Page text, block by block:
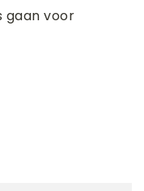
gaan voor